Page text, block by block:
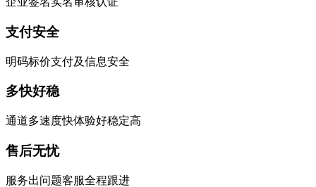
支付安全
明码标价支付及信息安全
多快好稳
通道多速度快体验好稳定高
售后无忧
服务出问题客服全程跟进